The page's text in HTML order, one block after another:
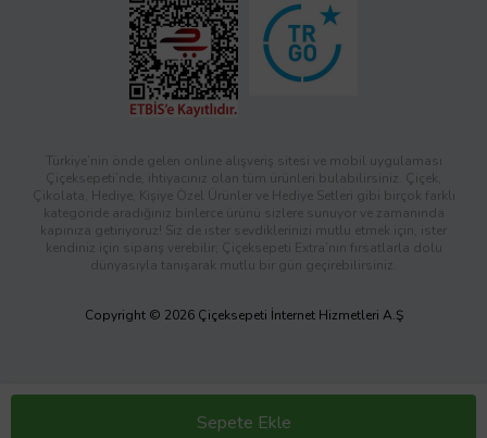
Sepete Ekle
Türkiye’nin önde gelen online alışveriş sitesi ve mobil uygulaması
Çiçeksepeti’nde, ihtiyacınız olan tüm ürünleri bulabilirsiniz. Çiçek,
Çikolata, Hediye, Kişiye Özel Ürünler ve Hediye Setleri gibi birçok farklı
kategoride aradığınız binlerce ürünü sizlere sunuyor ve zamanında
kapınıza getiriyoruz! Siz de ister sevdiklerinizi mutlu etmek için, ister
kendiniz için sipariş verebilir; Çiçeksepeti Extra’nın fırsatlarla dolu
dünyasıyla tanışarak mutlu bir gün geçirebilirsiniz.
Copyright © 2026 Çiçeksepeti İnternet Hizmetleri A.Ş